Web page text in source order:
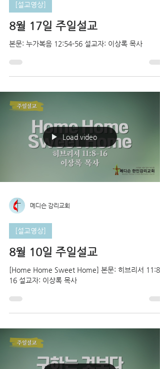
[설교영상]
8월 17일 주일설교
본문: 누가복음 12:54-56 설교자: 이상록 목사
Load video
메디슨 감리교회
[설교영상]
8월 10일 주일설교
[Home Home Sweet Home] 본문: 히브리서 11:8-
16 설교자: 이상록 목사